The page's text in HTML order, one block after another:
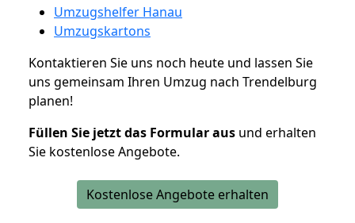
Umzugshelfer Hanau
Umzugskartons
Kontaktieren Sie uns noch heute und lassen Sie
uns gemeinsam Ihren Umzug nach Trendelburg
planen!
Füllen Sie jetzt das Formular aus und erhalten
Sie kostenlose Angebote.
Kostenlose Angebote erhalten